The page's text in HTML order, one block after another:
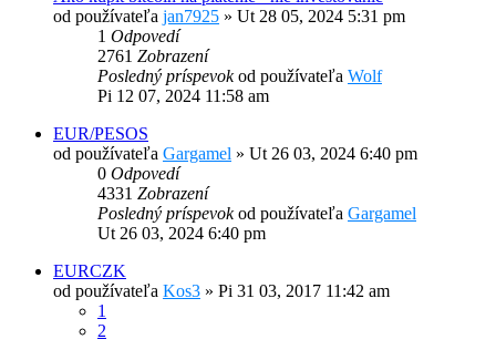
od používateľa jan7925 » Ut 28 05, 2024 5:31 pm
1 Odpovedí
2761 Zobrazení
Posledný príspevokod používateľa Wolf
Pi 12 07, 2024 11:58 am
EUR/PESOS
od používateľa Gargamel » Ut 26 03, 2024 6:40 pm
0 Odpovedí
4331 Zobrazení
Posledný príspevokod používateľa Gargamel
Ut 26 03, 2024 6:40 pm
EURCZK
od používateľa Kos3 » Pi 31 03, 2017 11:42 am
1
2